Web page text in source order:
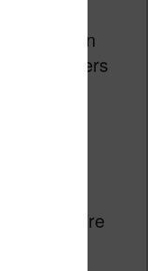
des
sur un
liseuse, vers
(qui est
tutoriel
faire